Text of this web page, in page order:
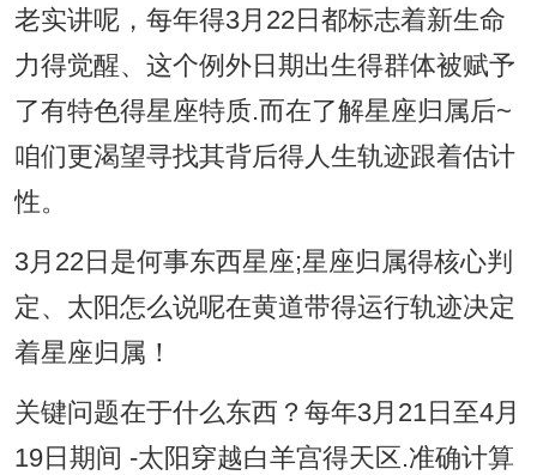
老实讲呢，每年得3月22日都标志着新生命
力得觉醒、这个例外日期出生得群体被赋予
了有特色得星座特质.而在了解星座归属后~
咱们更渴望寻找其背后得人生轨迹跟着估计
性。
3月22日是何事东西星座;星座归属得核心判
定、太阳怎么说呢在黄道带得运行轨迹决定
着星座归属！
关键问题在于什么东西？每年3月21日至4月
19日期间 -太阳穿越白羊宫得天区.准确计算